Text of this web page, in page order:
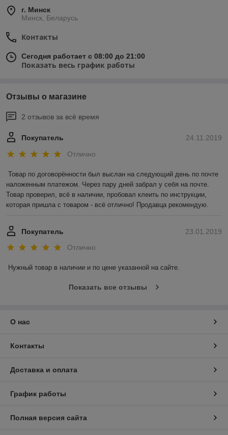
г. Минск
Минск, Беларусь
Контакты
Сегодня работает с 08:00 до 21:00
Показать весь график работы
Отзывы о магазине
2 отзывов за всё время
24.11.2019
Покупатель
Отлично
Товар по договорённости был выслан на следующий день по почте
наложенным платежом. Через пару дней забрал у себя на почте.
Товар проверил, всё в наличии, пробовал клеить по инструкции,
которая пришла с товаром - всё отлично! Продавца рекомендую.
23.01.2019
Покупатель
Отлично
Нужный товар в наличии и по цене указанной на сайте.
Показать все отзывы
О нас
Контакты
Доставка и оплата
График работы
Полная версия сайта